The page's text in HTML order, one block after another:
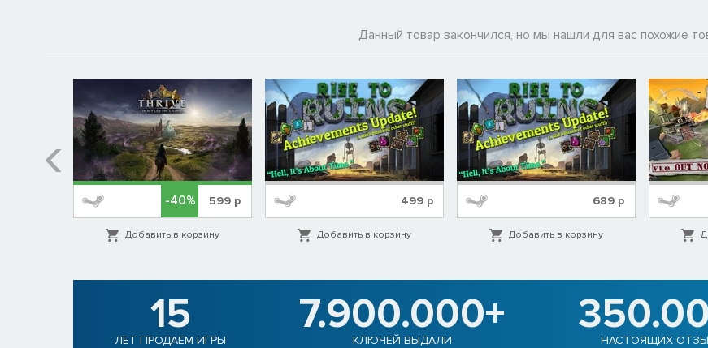
Данный товар закончился, но мы нашли для вас похожие
-40% 599 р
Добавить в корзину
499р
Добавить в корзину
689 р
Добавить в корзину
15
ЛЕТ ПРОДАЕМ ИГРЫ
7.900.000+
КЛЮЧЕЙ ВЫДАЛИ НАСТОЯЩИХ